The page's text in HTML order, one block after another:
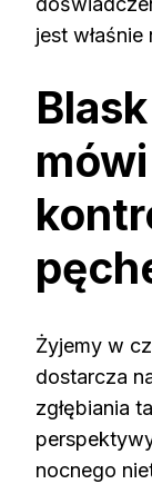
jest
Żyjemy w
dostarcza
zgłębiania
nocnego